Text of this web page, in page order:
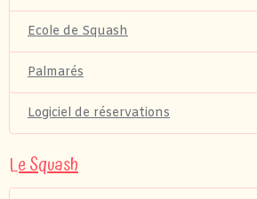
Ecole de Squash
Palmarés
Logiciel de réservations
Le Squash